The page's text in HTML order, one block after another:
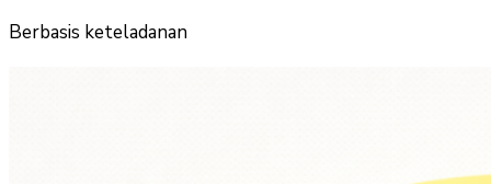
Berbasis keteladanan